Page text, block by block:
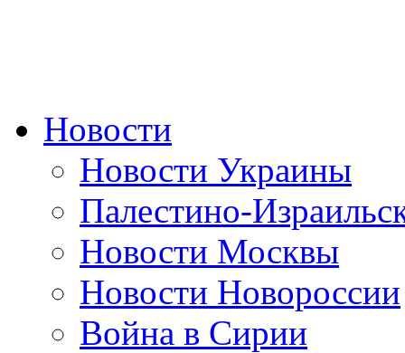
Новости
Новости Украины
Палестино-
Новости Москвы
Новости Новороссии
Война в Сирии